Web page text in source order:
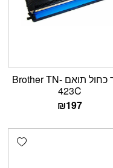
טונר כחול תואם Brother TN-
423C
₪197